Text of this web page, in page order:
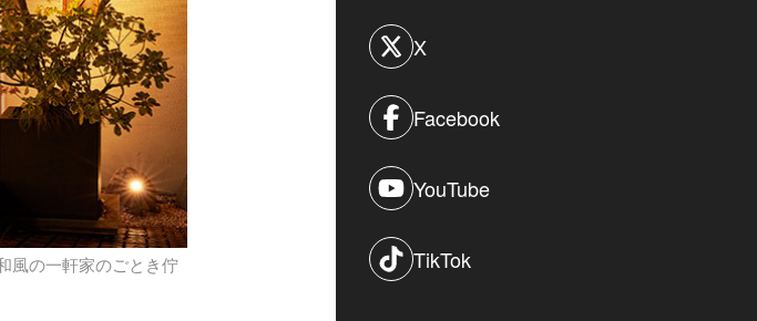
風の一軒家のごとき佇
X
Facebook
YouTube
TikTok